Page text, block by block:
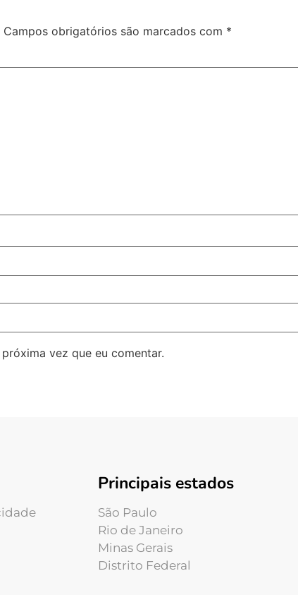
Campos obrigatórios são marcados com *
vez que eu comentar.
Principais estados
São Paulo
Rio de Janeiro
Minas Gerais
Distrito Federal